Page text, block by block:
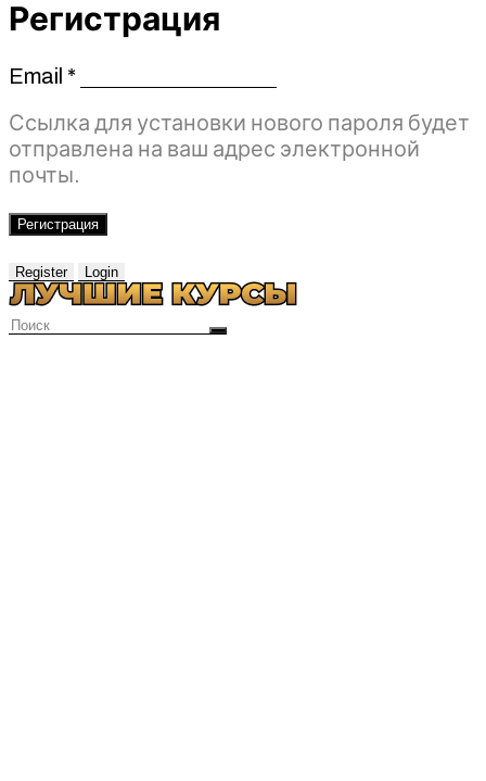
Регистрация
Email *Обязательно
Ссылка для установки нового пароля будет
отправлена ​​на ваш адрес электронной
почты.
Регистрация
Register Login